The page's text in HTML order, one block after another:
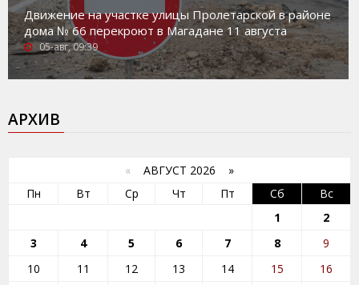
Движение на участке улицы Пролетарской в районе
дома № 66 перекроют в Магадане 11 августа
05-авг, 09:39
АРХИВ
« АВГУСТ 2026 »
Пн
Вт Ср Чт Пт Сб
Вс
1
2
3
4 5 6 7 8
9
10
11 12 13 14 15
16